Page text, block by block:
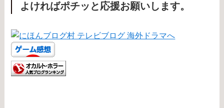
よければポチッと応援お願いします。